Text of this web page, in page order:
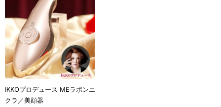
IKKOプロデュース MEラボンエ
クラ／美顔器